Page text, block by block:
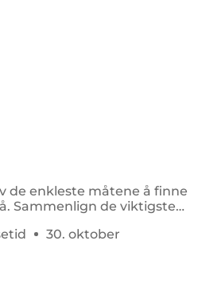
de enkleste måtene å finne
Sammenlign de viktigste
30. oktober